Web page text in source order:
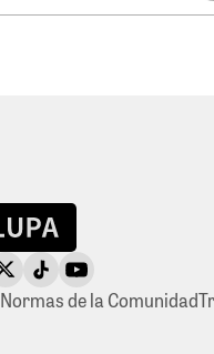
Normas de la Comunidad